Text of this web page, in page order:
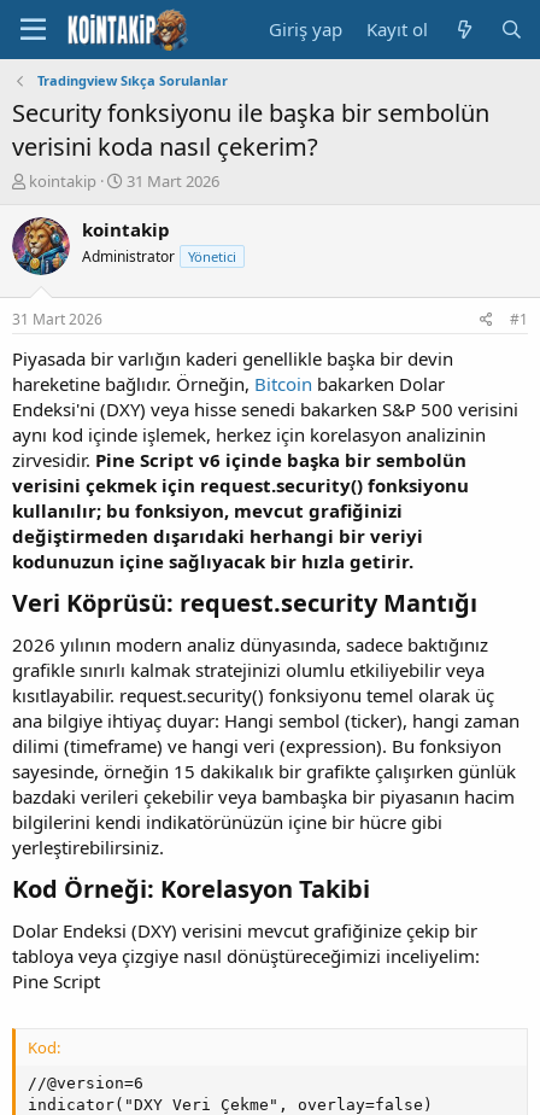
Giriş yap Kayıt ol
Tradingview Sıkça Sorulanlar
Security fonksiyonu ile başka bir sembolün
verisini koda nasıl çekerim?
K
n
u
y
B
a
ş
l
a
t
a
n
kointakip
B
ş
l
a
ç
t
a
r
i
h
i
31 Mart 2026
kointakip
Administrator Yönetici
31 Mart 2026 #1
Piyasada bir varlığın kaderi genellikle başka bir devin
hareketine bağlıdır. Örneğin, Bitcoin bakarken Dolar
Endeksi'ni (DXY) veya hisse senedi bakarken S&P 500 verisini
aynı kod içinde işlemek, herkez için korelasyon analizinin
zirvesidir. Pine Script v6 içinde başka bir sembolün
verisini çekmek için request.security() fonksiyonu
kullanılır; bu fonksiyon, mevcut grafiğinizi
değiştirmeden dışarıdaki herhangi bir veriyi
kodunuzun içine sağlıyacak bir hızla getirir.
Veri Köprüsü: request.security Mantığı​
2026 yılının modern analiz dünyasında, sadece baktığınız
grafikle sınırlı kalmak stratejinizi olumlu etkiliyebilir veya
kısıtlayabilir. request.security() fonksiyonu temel olarak üç
ana bilgiye ihtiyaç duyar: Hangi sembol (ticker), hangi zaman
dilimi (timeframe) ve hangi veri (expression). Bu fonksiyon
sayesinde, örneğin 15 dakikalık bir grafikte çalışırken günlük
bazdaki verileri çekebilir veya bambaşka bir piyasanın hacim
bilgilerini kendi indikatörünüzün içine bir hücre gibi
yerleştirebilirsiniz.
Kod Örneği: Korelasyon Takibi​
Dolar Endeksi (DXY) verisini mevcut grafiğinize çekip bir
tabloya veya çizgiye nasıl dönüştüreceğimizi inceliyelim:
Pine Script
Kod:
//@version=6
indicator("DXY Veri Çekme", overlay=false)